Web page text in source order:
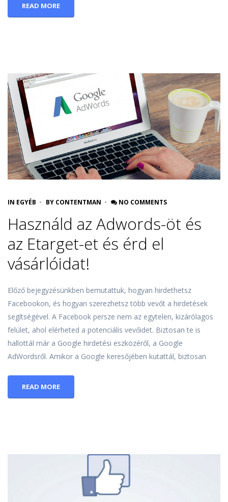
READ MORE
IN EGYÉB BY CONTENTMAN NO COMMENTS
Használd az Adwords-öt és
az Etarget-et és érd el
vásárlóidat!
Előző bejegyzésünkben bemutattuk, hogyan hirdethetsz
Facebookon, és hogyan szerezhetsz több vevőt a hirdetések
segítségével. A Facebook persze nem az egytelen, kizárólagos
felület, ahol elérheted a potenciális vevőidet. Biztosan te is
hallottál már a Google hirdetési eszközéről, a Google
AdWordsről. Amikor a Google keresőjében kutattál, biztosan
READ MORE